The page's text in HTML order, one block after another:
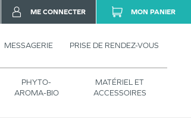
MESSAGERIE PRISE DE RENDEZ-VOUS
PHYTO-
AROMA-BIO
MATÉRIEL ET
ACCESSOIRES
ME CONNECTER MON PANIER